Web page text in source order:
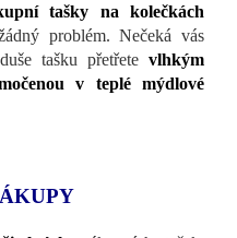
tašky na kolečkách
problém. Nečeká vás
tašku přetřetevlhkým
v teplé mýdlové